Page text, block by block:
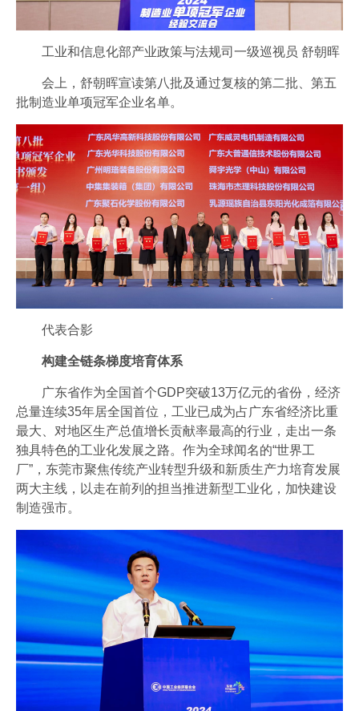
工业和信息化部产业政策与法规司一级巡视员 舒朝晖
会上，舒朝晖宣读第八批及通过复核的第二批、第五
批制造业单项冠军企业名单。
代表合影
构建全链条梯度培育体系
广东省作为全国首个GDP突破13万亿元的省份，经济
总量连续35年居全国首位，工业已成为占广东省经济比重
最大、对地区生产总值增长贡献率最高的行业，走出一条
独具特色的工业化发展之路。作为全球闻名的“世界工
厂”，东莞市聚焦传统产业转型升级和新质生产力培育发展
两大主线，以走在前列的担当推进新型工业化，加快建设
制造强市。